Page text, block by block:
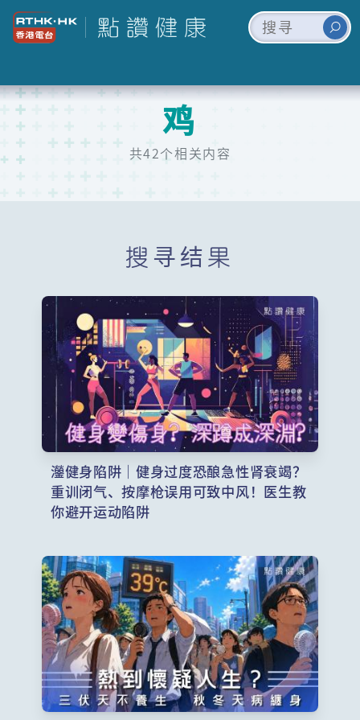
鸡
共42个相关内容
搜寻结果
灐健身陷阱｜健身过度恐酿急性肾衰竭？
重训闭气、按摩枪误用可致中风！医生教
你避开运动陷阱